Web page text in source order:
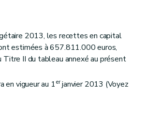
2013, les recettes en capital
estimées à 657.811.000 euros,
Titre II du tableau annexé au présent
en vigueur au 1erjanvier 2013 (Voyez